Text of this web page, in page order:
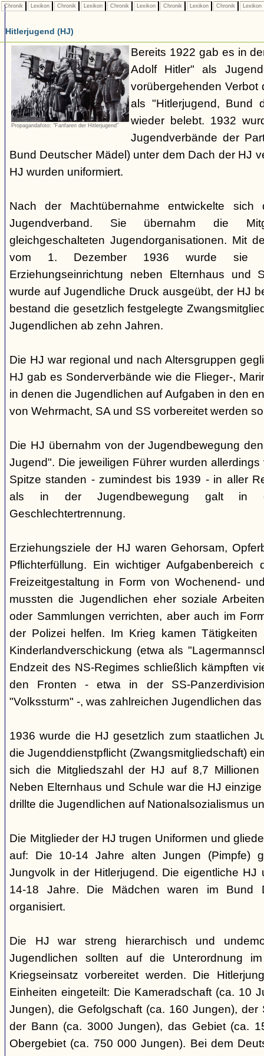
Chronik Lexikon Chronik Lexikon Chronik Lexikon Chronik Lexikon Chronik Lexikon
Hitlerjugend (HJ)
Propagandafoto: "Fanfaren der Hitlerjugend"
Bereits 1922 gab es in
Adolf Hitler" als
vorübergehenden Verbot
als "Hitlerjugend, Bund
wieder belebt. 1932
Jugendverbände der
Bund Deutscher Mädel) unter dem Dach der HJ
HJ wurden uniformiert.
Nach der Machtübernahme entwickelte
Jugendverband. Sie übernahm die
gleichgeschalteten Jugendorganisationen. Mit
vom 1. Dezember 1936 wurde sie
Erziehungseinrichtung neben Elternhaus und
wurde auf Jugendliche Druck ausgeübt, der HJ
bestand die gesetzlich festgelegte
Jugendlichen ab zehn Jahren.
Die HJ war regional und nach Altersgruppen
HJ gab es Sonderverbände wie die Flieger-,
in denen die Jugendlichen auf Aufgaben in den
von Wehrmacht, SA und SS vorbereitet werden
Die HJ übernahm von der Jugendbewegung
Jugend". Die jeweiligen Führer wurden
Spitze standen - zumindest bis 1939 - in aller
als in der Jugendbewegung galt in
Geschlechtertrennung.
Erziehungsziele der HJ waren Gehorsam,
Pflichterfüllung. Ein wichtiger
Freizeitgestaltung in Form von Wochenend-
mussten die Jugendlichen eher soziale
oder Sammlungen verrichten, aber auch im
der Polizei helfen. Im Krieg kamen
Kinderlandverschickung (etwa als
Endzeit des NS-Regimes schließlich kämpften
den Fronten - etwa in der SS-
"Volkssturm" -, was zahlreichen Jugendlichen
1936 wurde die HJ gesetzlich zum staatlichen
die Jugenddienstpflicht (Zwangsmitgliedschaft)
sich die Mitgliedszahl der HJ auf 8,7 Millionen
Neben Elternhaus und Schule war die HJ
drillte die Jugendlichen auf Nationalsozialismus
Die Mitglieder der HJ trugen Uniformen und
auf: Die 10-14 Jahre alten Jungen (Pimpfe)
Jungvolk in der Hitlerjugend. Die eigentliche HJ
14-18 Jahre. Die Mädchen waren im Bund
organisiert.
Die HJ war streng hierarchisch und
Jugendlichen sollten auf die Unterordnung
Kriegseinsatz vorbereitet werden. Die
Einheiten eingeteilt: Die Kameradschaft (ca. 10
Jungen), die Gefolgschaft (ca. 160 Jungen), der
der Bann (ca. 3000 Jungen), das Gebiet (ca.
Obergebiet (ca. 750 000 Jungen). Bei dem